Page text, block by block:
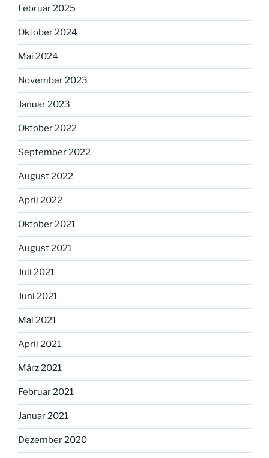
Februar 2025
Oktober 2024
Mai 2024
November 2023
Januar 2023
Oktober 2022
September 2022
August 2022
April 2022
Oktober 2021
August 2021
Juli 2021
Juni 2021
Mai 2021
April 2021
März 2021
Februar 2021
Januar 2021
Dezember 2020